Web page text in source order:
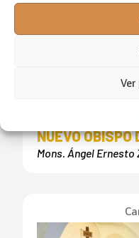
Ver
NUEVO OBISPO
Mons. Ángel